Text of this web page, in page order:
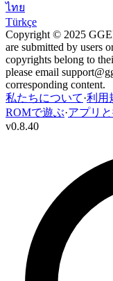
ไทย
Türkçe
Copyright © 2025
are submitted by users
copyrights belong to
please email
corresponding content.
私たちについて·利用
ROMで遊ぶ·アプリ
v0.8.40